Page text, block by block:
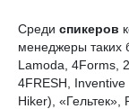
Среди спикеров
менеджеры таких
Lamoda, 4Forms,
4FRESH, Inventive
Hiker),